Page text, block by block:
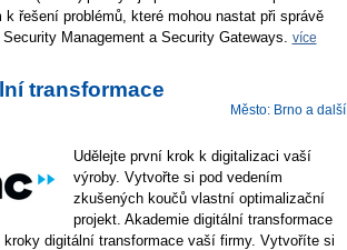
řešení problémů, které mohou nastat při správě
Management a Security Gateways. více
transformace
Město: Brno a další
Udělejte první krok k digitalizaci vaší
výroby. Vytvořte si pod vedením
zkušených koučů vlastní optimalizační
projekt. Akademie digitální transformace
digitální transformace vaší firmy. Vytvoříte si